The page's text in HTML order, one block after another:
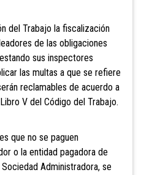
del Trabajo la fiscalización
de las obligaciones
sus inspectores
las multas a que se refiere
reclamables de acuerdo a
V del Código del Trabajo.
que no se paguen
o la entidad pagadora de
Administradora, se